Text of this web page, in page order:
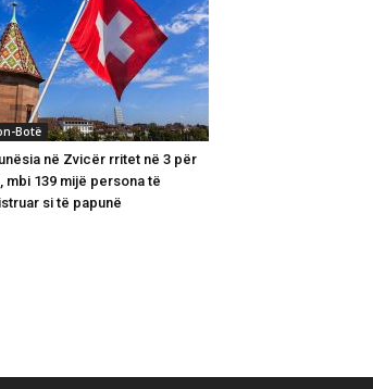
Botë
në Zvicër rritet në 3 për
mbi 139 mijë persona të
si të papunë